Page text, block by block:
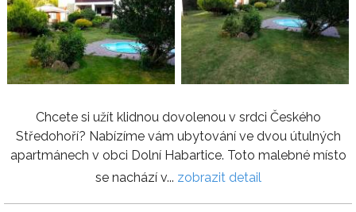
Chcete si užít klidnou dovolenou v srdci Českého
Středohoří? Nabízíme vám ubytování ve dvou útulných
apartmánech v obci Dolní Habartice. Toto malebné místo
se nachází v... zobrazit detail